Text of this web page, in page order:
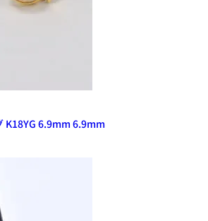
K18YG 6.9mm 6.9mm